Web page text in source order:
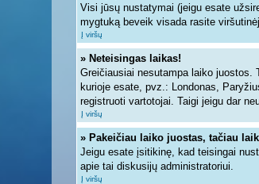
Visi jūsų nustatymai (jeigu esate
mygtuką beveik visada rasite
Į viršų
» Neteisingas laikas!
Greičiausiai nesutampa laiko
kurioje esate, pvz.: Londonas,
registruoti vartotojai. Taigi jeigu dar
Į viršų
» Pakeičiau laiko juostas, tačiau
Jeigu esate įsitikinę, kad teisingai
apie tai diskusijų administratoriui.
Į viršų